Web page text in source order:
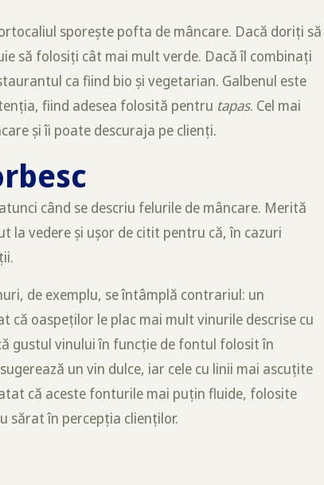
sporește pofta de mâncare. Dacă doriți să
să folosiți cât mai mult verde. Dacă îl combinați
ca fiind bio și vegetarian. Galbenul este
fiind adesea folosită pentru tapas. Cel mai
și îi poate descuraja pe clienți.
când se descriu felurile de mâncare. Merită
la vedere și ușor de citit pentru că, în cazuri
de exemplu, se întâmplă contrariul: un
oaspeților le plac mai mult vinurile descrise cu
gustul vinului în funcție de fontul folosit în
un vin dulce, iar cele cu linii mai ascuțite
că aceste fonturile mai puțin fluide, folosite
sărat în percepția clienților.